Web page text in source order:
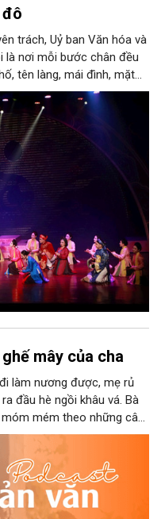
đô
trách, Uỷ ban Văn hóa và
là nơi mỗi bước chân đều
tên làng, mái đình, mặt
nghề thủ công đều có
văn hiến của dân tộc.
đặt ra không chỉ Hà Nội có
sĩ, trí thức, không gian ký
ấy trở thành nguồn lực
động lực sáng tạo,
mây của cha
làm nương được, mẹ rủ
đầu hè ngồi khâu vá. Bà
mém theo những câu
tôi. Chiếc ghế mây phát
cơ thể con người theo